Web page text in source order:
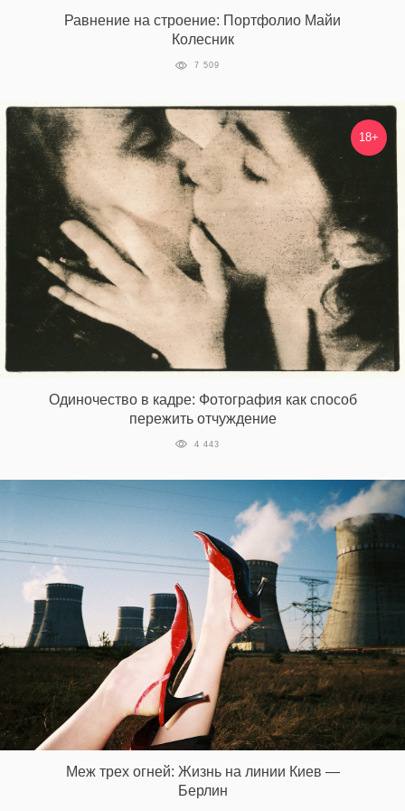
Равнение на строение: Портфолио Майи
Колесник
7 509
18+
Одиночество в кадре: Фотография как способ
пережить отчуждение
4 443
Меж трех огней: Жизнь на линии Киев —
Берлин